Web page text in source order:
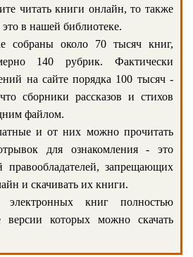
читать книги онлайн, то также
это в нашей библиотеке.
собраны около 70 тысяч книг,
140 рубрик. Фактически
на сайте порядка 100 тысяч -
сборники рассказов и стихов
файлом.
и от них можно прочитать
для ознакомления - это
правообладателей, запрещающих
и скачивать их книги.
электронных книг полностью
версии которых можно скачать